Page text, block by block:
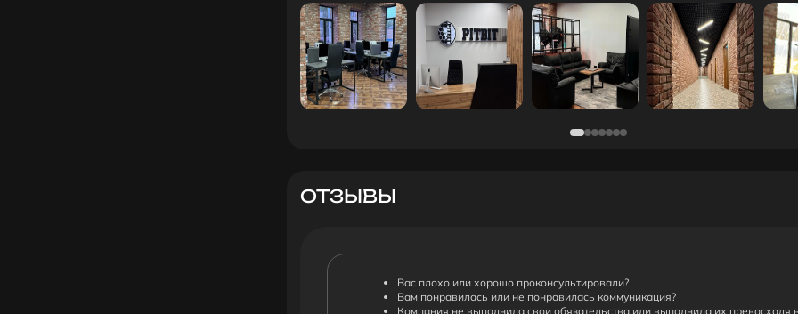
ОТЗЫВЫ
Вас плохо или хорошо проконсультировали?
Вам понравилась или не понравилась коммуникация?
Компания не выполнила свои обязательства или выполнила их превосходя